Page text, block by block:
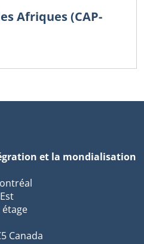
Afriques (CAP-
et la mondialisation
étage
Canada